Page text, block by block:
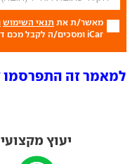
מאשר/ת את תנאי השימוש
iCar ומסכים/ה לקבל מכם דברי פרסום.
למאמר זה התפרסמו 17 תגובות
יעוץ